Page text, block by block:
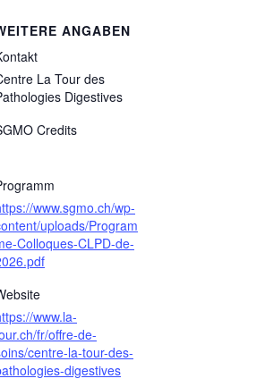
ANGABEN
La Tour des
Digestives
Credits
www.sgmo.ch/wp-
uploads/Program
Colloques-CLPD-de-
www.la-
fr/offre-de-
centre-la-tour-des-
digestives